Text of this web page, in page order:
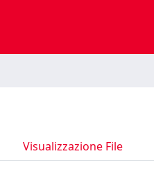
Visualizzazione File